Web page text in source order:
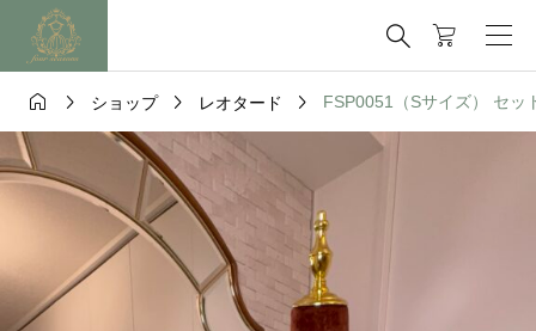

  ショップ  レオタード  FSP0051（Sサイズ） セッ